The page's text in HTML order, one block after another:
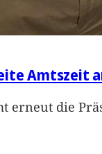
Amtszeit
erneut die